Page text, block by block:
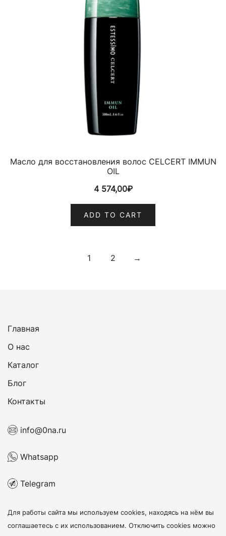
Масло для восстановления волос CELCERT IMMUN
OIL
4 574,00₽
ADD TO CART
1 2 →
Главная
О нас
Каталог
Блог
Контакты
info@0na.ru
Whatsapp
Telegram
Для работы сайта мы используем cookies, находясь на нём вы
соглашаетесь с их использованием. Отключить cookies можно